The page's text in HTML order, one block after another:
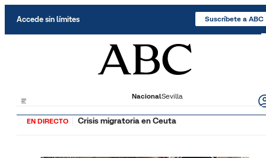
Accede sin límites Suscríbete a ABC
NacionalSevilla
EN DIRECTO Crisis migratoria en Ceuta